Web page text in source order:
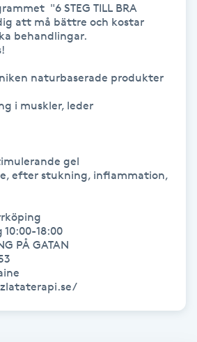
"6 STEG TILL BRA
att må bättre och kostar
behandlingar.
naturbaserade produkter
i muskler, leder
gel
efter stukning, inflammation,
18:00
PÅ GATAN